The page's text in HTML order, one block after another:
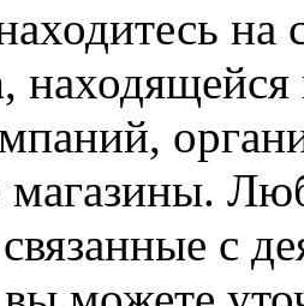
на
,
магазины.
с